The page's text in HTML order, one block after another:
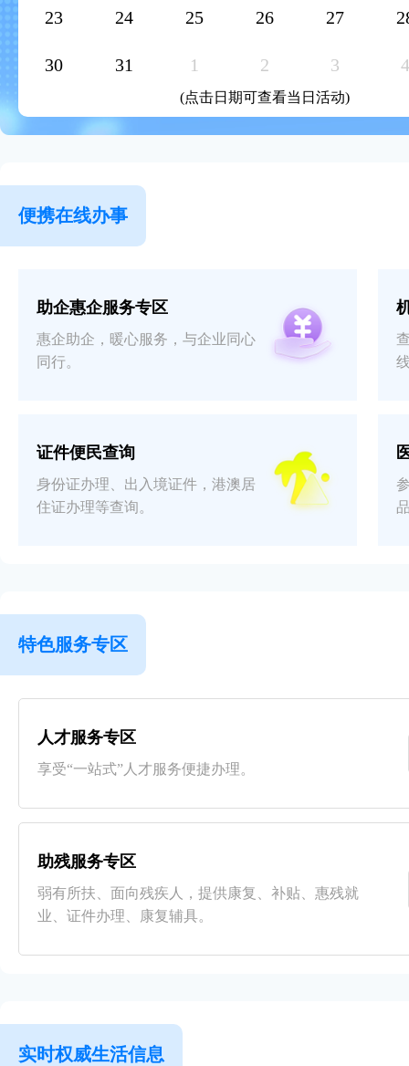
23 24 25 26 27
30 31 1 2 3
(点击日期可查看当日活动)
便携在线办事
助企惠企服务专区
惠企助企，暖心服务，与企业同心
同行。
证件便民查询
身份证办理、出入境证件，港澳居
住证办理等查询。
特色服务专区
人才服务专区
享受“一站式”人才服务便捷办理。
助残服务专区
弱有所扶、面向残疾人，提供康复、补贴、惠残就
业、证件办理、康复辅具。
实时权威生活信息